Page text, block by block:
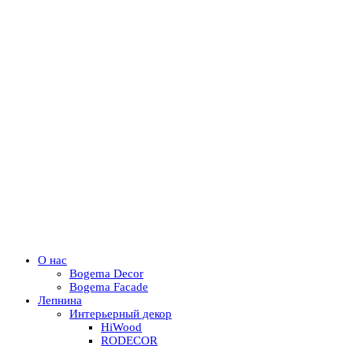
О нас
Bogema Decor
Bogema Facade
Лепнина
Интерьерный декор
HiWood
RODECOR